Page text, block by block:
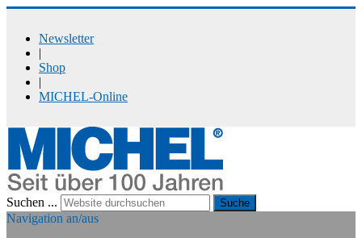
Newsletter
|
Shop
|
MICHEL-Online
Suchen ... Suche
Navigation an/aus